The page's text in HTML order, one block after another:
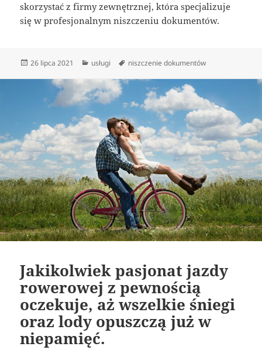
skorzystać z firmy zewnętrznej, która specjalizuje
się w profesjonalnym niszczeniu dokumentów.
Data
26 lipca 2021 Kategorie
usługi Tagi
niszczenie dokumentów
Jakikolwiek pasjonat jazdy
rowerowej z pewnością
oczekuje, aż wszelkie śniegi
oraz lody opuszczą już w
niepamięć.